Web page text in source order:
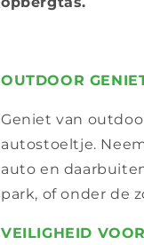
OUTDOOR
Geniet van
autostoeltje.
auto en
park, of onder de
VEILIGHEID